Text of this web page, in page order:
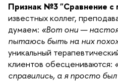
Признак №3 "Сравнение с
известных коллег,
думаем: «Вот они —
пытаюсь быть на них
уникальный
клиентов обесцениваются:
справились, а я просто